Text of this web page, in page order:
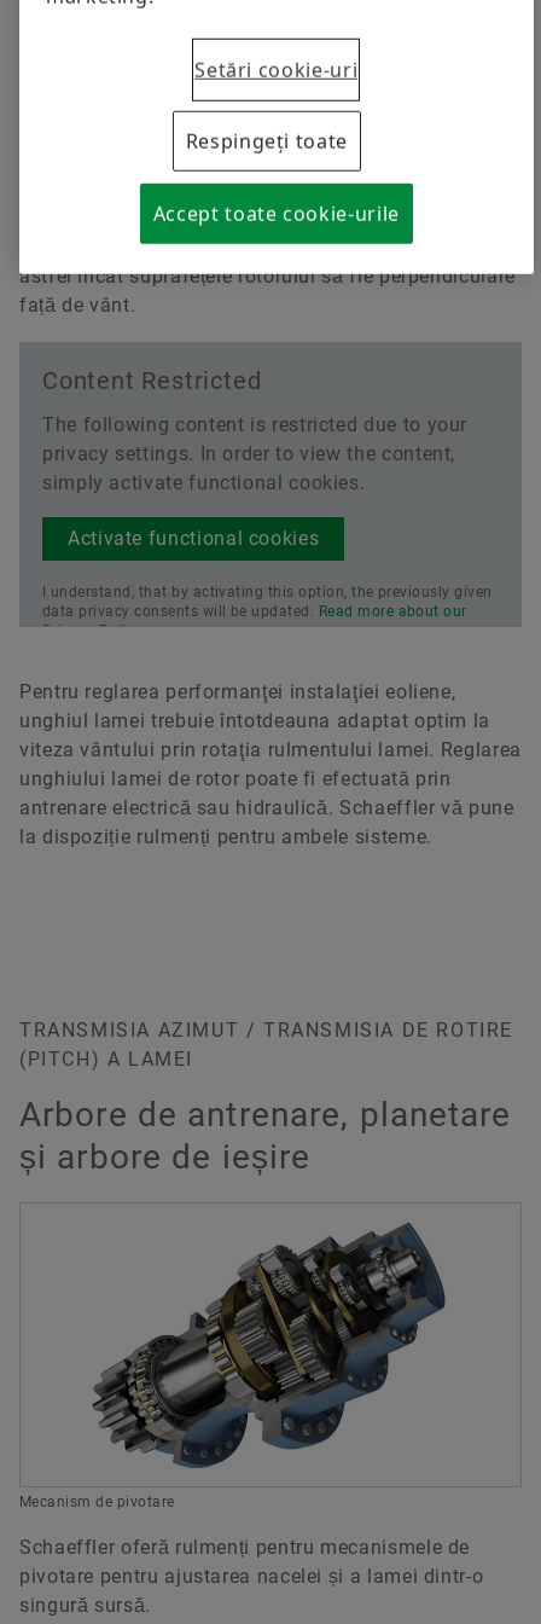
Schaeffler pentru arbori de rotor, transmisii,
generatoare, urmărirea vântului și ajustarea lamei.
simply activate functional cookies.
Activate functional cookies
I understand, that by activating this option, the previously given
data privacy consents will be updated. Read more about our
Acţionările pivotante rotesc nacela spre sau din calea
vântului. Acestea servesc la alinierea carcasei mașinii
astfel încât suprafețele rotorului să fie perpendiculare
față de vânt.
Content Restricted
The following content is restricted due to your
privacy settings. In order to view the content,
simply activate functional cookies.
Activate functional cookies
I understand, that by activating this option, the previously given
data privacy consents will be updated. Read more about our
Privacy Policy.
Pentru reglarea performanţei instalaţiei eoliene,
unghiul lamei trebuie întotdeauna adaptat optim la
viteza vântului prin rotaţia rulmentului lamei. Reglarea
unghiului lamei de rotor poate fi efectuată prin
antrenare electrică sau hidraulică. Schaeffler vă pune
la dispoziție rulmenți pentru ambele sisteme.
TRANSMISIA AZIMUT / TRANSMISIA DE ROTIRE
(PITCH) A LAMEI
Arbore de antrenare, planetare
și arbore de ieșire
Mecanism de pivotare
Schaeffler oferă rulmenți pentru mecanismele de
pivotare pentru ajustarea nacelei și a lamei dintr-o
singură sursă.
Setări cookie-uri
Respingeți toate
Accept toate cookie-urile